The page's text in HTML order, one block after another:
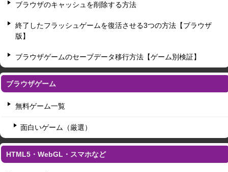
ブラウザのキャッシュを削除する方法
終了したフラッシュゲームを復活させる3つの方法【ブラウザ
版】
ブラウザゲームのセーブデータ移行方法【ゲーム別検証】
ブラウザゲーム
無料ゲーム一覧
面白いゲーム（厳選）
HTML5・WebGL・スマホなど